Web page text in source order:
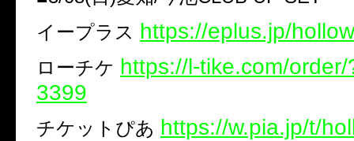
イープラス https://eplus.jp/
ローチケ https://l-tike.com/
3399
チケットぴあ ​ https://w.pia.jp/t/